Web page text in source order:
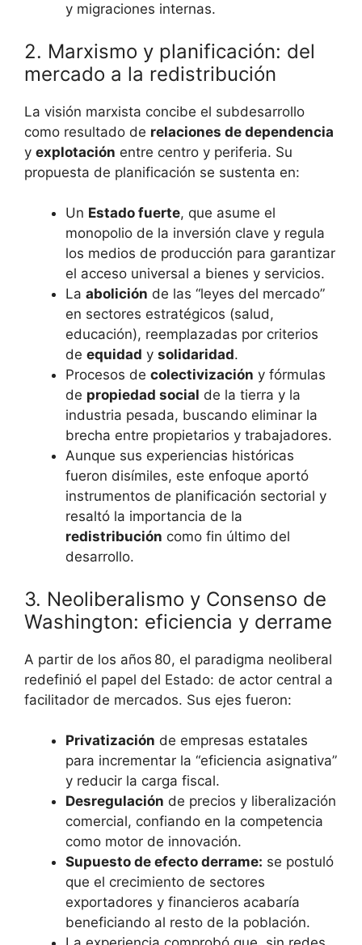
y migraciones internas.
2. Marxismo y planificación: del
mercado a la redistribución
La visión marxista concibe el subdesarrollo
como resultado de relaciones de dependencia
y explotación entre centro y periferia. Su
propuesta de planificación se sustenta en:
Un Estado fuerte, que asume el
monopolio de la inversión clave y regula
los medios de producción para garantizar
el acceso universal a bienes y servicios.
La abolición de las “leyes del mercado”
en sectores estratégicos (salud,
educación), reemplazadas por criterios
de equidad y solidaridad.
Procesos de colectivización y fórmulas
de propiedad social de la tierra y la
industria pesada, buscando eliminar la
brecha entre propietarios y trabajadores.
Aunque sus experiencias históricas
fueron disímiles, este enfoque aportó
instrumentos de planificación sectorial y
resaltó la importancia de la
redistribución como fin último del
desarrollo.
3. Neoliberalismo y Consenso de
Washington: eficiencia y derrame
A partir de los años 80, el paradigma neoliberal
redefinió el papel del Estado: de actor central a
facilitador de mercados. Sus ejes fueron:
Privatización de empresas estatales
para incrementar la “eficiencia asignativa”
y reducir la carga fiscal.
Desregulación de precios y liberalización
comercial, confiando en la competencia
como motor de innovación.
Supuesto de efecto derrame: se postuló
que el crecimiento de sectores
exportadores y financieros acabaría
beneficiando al resto de la población.